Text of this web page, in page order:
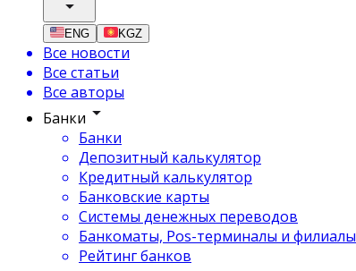
ENG KGZ
Все новости
Все статьи
Все авторы
Банки
Банки
Депозитный калькулятор
Кредитный калькулятор
Банковские карты
Системы денежных переводов
Банкоматы, Pos-терминалы и филиалы
Рейтинг банков